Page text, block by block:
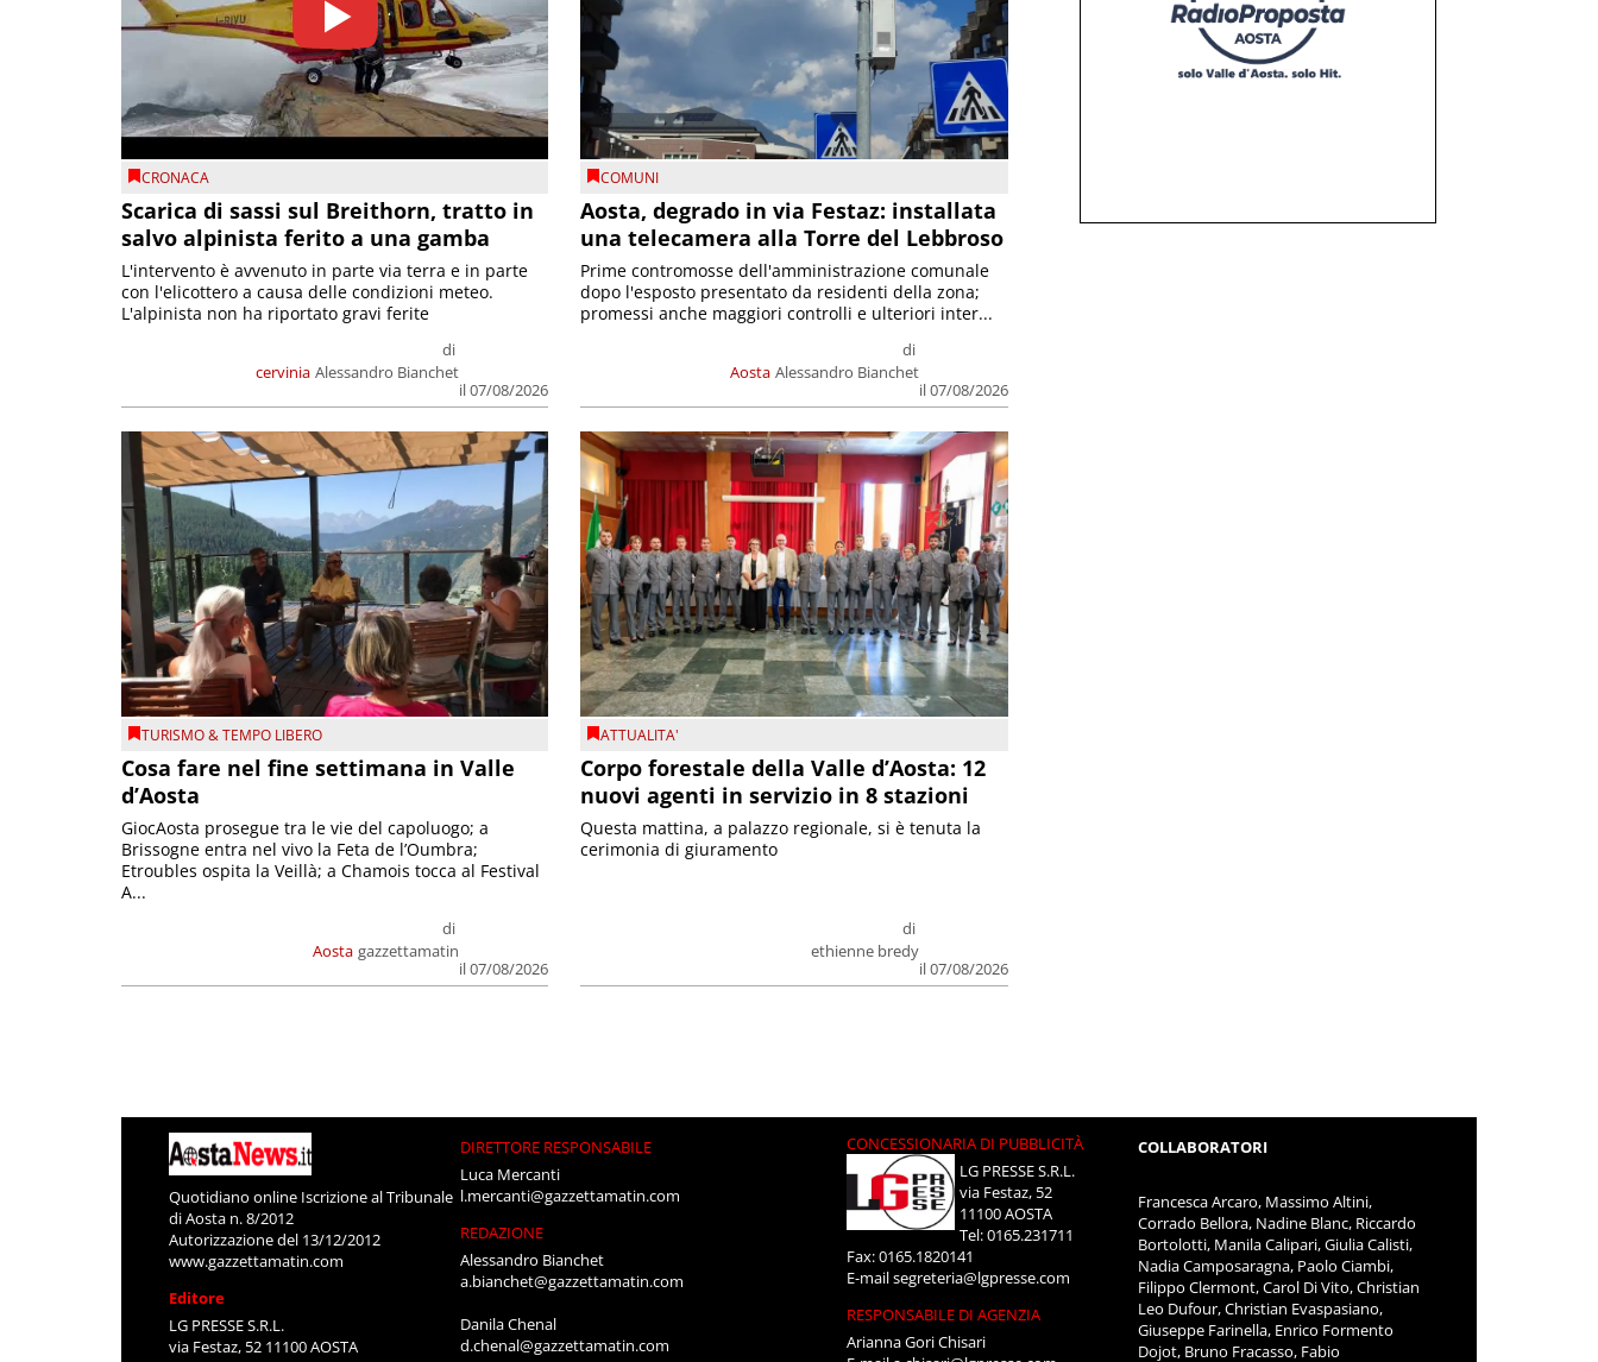
CRONACA
Scarica di sassi sul Breithorn, tratto in
salvo alpinista ferito a una gamba
cervinia
di
Alessandro Bianchet
il 07/08/2026
L'intervento è avvenuto in parte via terra e in parte
con l'elicottero a causa delle condizioni meteo.
L'alpinista non ha riportato gravi ferite
COMUNI
Aosta, degrado in via Festaz: installata
una telecamera alla Torre del Lebbroso
Aosta
di
Alessandro Bianchet
il 07/08/2026
Prime contromosse dell'amministrazione comunale
dopo l'esposto presentato da residenti della zona;
promessi anche maggiori controlli e ulteriori inter...
TURISMO & TEMPO LIBERO
Cosa fare nel fine settimana in Valle
d’Aosta
Aosta
di
gazzettamatin
il 07/08/2026
GiocAosta prosegue tra le vie del capoluogo; a
Brissogne entra nel vivo la Feta de l’Oumbra;
Etroubles ospita la Veillà; a Chamois tocca al Festival
A...
ATTUALITA'
Corpo forestale della Valle d’Aosta: 12
nuovi agenti in servizio in 8 stazioni
di
ethienne bredy
il 07/08/2026
Questa mattina, a palazzo regionale, si è tenuta la
cerimonia di giuramento
Quotidiano online Iscrizione al Tribunale
di Aosta n. 8/2012
Autorizzazione del 13/12/2012
www.gazzettamatin.com
Editore
LG PRESSE S.R.L.
via Festaz, 52 11100 AOSTA
DIRETTORE RESPONSABILE
Luca Mercanti
l.mercanti@gazzettamatin.com
REDAZIONE
Alessandro Bianchet
a.bianchet@gazzettamatin.com
Danila Chenal
d.chenal@gazzettamatin.com
CONCESSIONARIA DI PUBBLICITÀ
LG PRESSE S.R.L.
via Festaz, 52
11100 AOSTA
Tel: 0165.231711
Fax: 0165.1820141
E-mailsegreteria@lgpresse.com
RESPONSABILE DI AGENZIA
Arianna Gori Chisari
COLLABORATORI
Francesca Arcaro, Massimo Altini,
Corrado Bellora, Nadine Blanc, Riccardo
Bortolotti, Manila Calipari, Giulia Calisti,
Nadia Camposaragna, Paolo Ciambi,
Filippo Clermont, Carol Di Vito, Christian
Leo Dufour, Christian Evaspasiano,
Giuseppe Farinella, Enrico Formento
Dojot, Bruno Fracasso, Fabio